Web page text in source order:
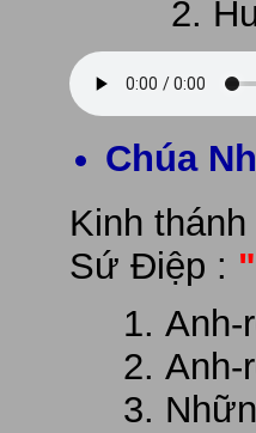
Chúa
Kinh thánh
Sứ Điệp :
Anh-
Anh-